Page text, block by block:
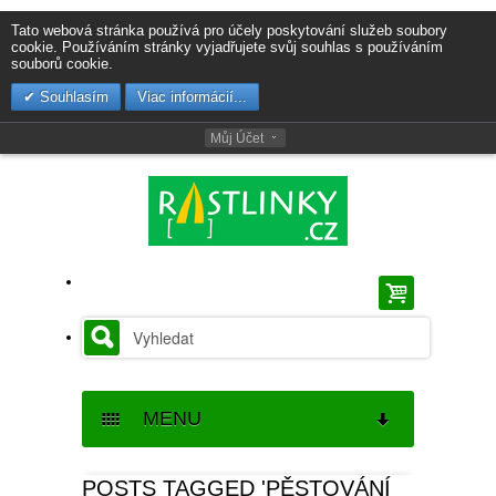
Tato webová stránka používá pro účely poskytování služeb soubory
cookie. Používáním stránky vyjadřujete svůj souhlas s používáním
souborů cookie.
Souhlasím
Viac informácií...
Můj Účet
MENU
SEMENA
POSTS TAGGED 'PĚSTOVÁNÍ